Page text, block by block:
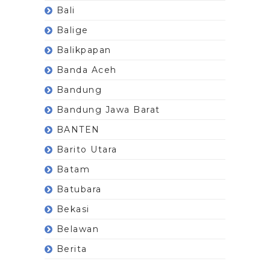
Bali
Balige
Balikpapan
Banda Aceh
Bandung
Bandung Jawa Barat
BANTEN
Barito Utara
Batam
Batubara
Bekasi
Belawan
Berita